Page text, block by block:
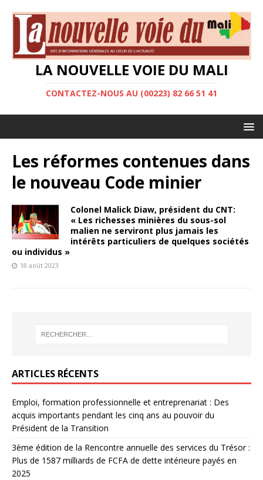
LA NOUVELLE VOIE DU MALI
CONTACTEZ-NOUS AU (00223) 82 66 51 41
Les réformes contenues dans
le nouveau Code minier
Colonel Malick Diaw, président du CNT:
« Les richesses minières du sous-sol
malien ne serviront plus jamais les
intérêts particuliers de quelques sociétés
ou individus »
18 août 2023
ARTICLES RÉCENTS
Emploi, formation professionnelle et entreprenariat : Des
acquis importants pendant les cinq ans au pouvoir du
Président de la Transition
3ème édition de la Rencontre annuelle des services du Trésor :
Plus de 1587 milliards de FCFA de dette intérieure payés en
2025